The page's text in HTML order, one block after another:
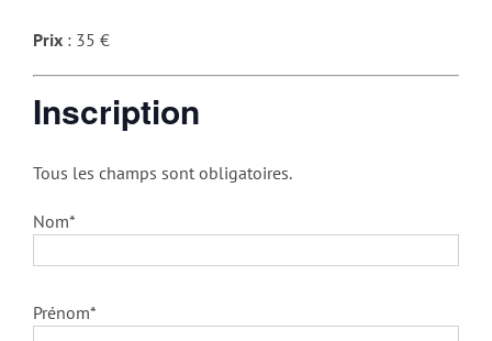
Prix : 35 €
Inscription
Tous les champs sont obligatoires.
Nom*
Prénom*